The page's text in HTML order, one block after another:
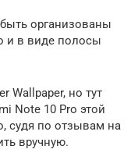
организованы
и в виде полосы
Wallpaper, но тут
Note 10 Pro этой
судя по отзывам на
вручную.